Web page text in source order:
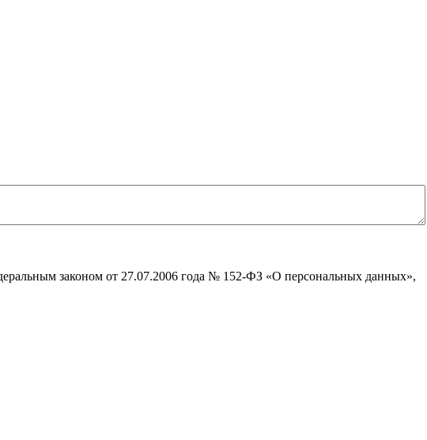
законом от 27.07.2006 года № 152-ФЗ «О персональных данных»,